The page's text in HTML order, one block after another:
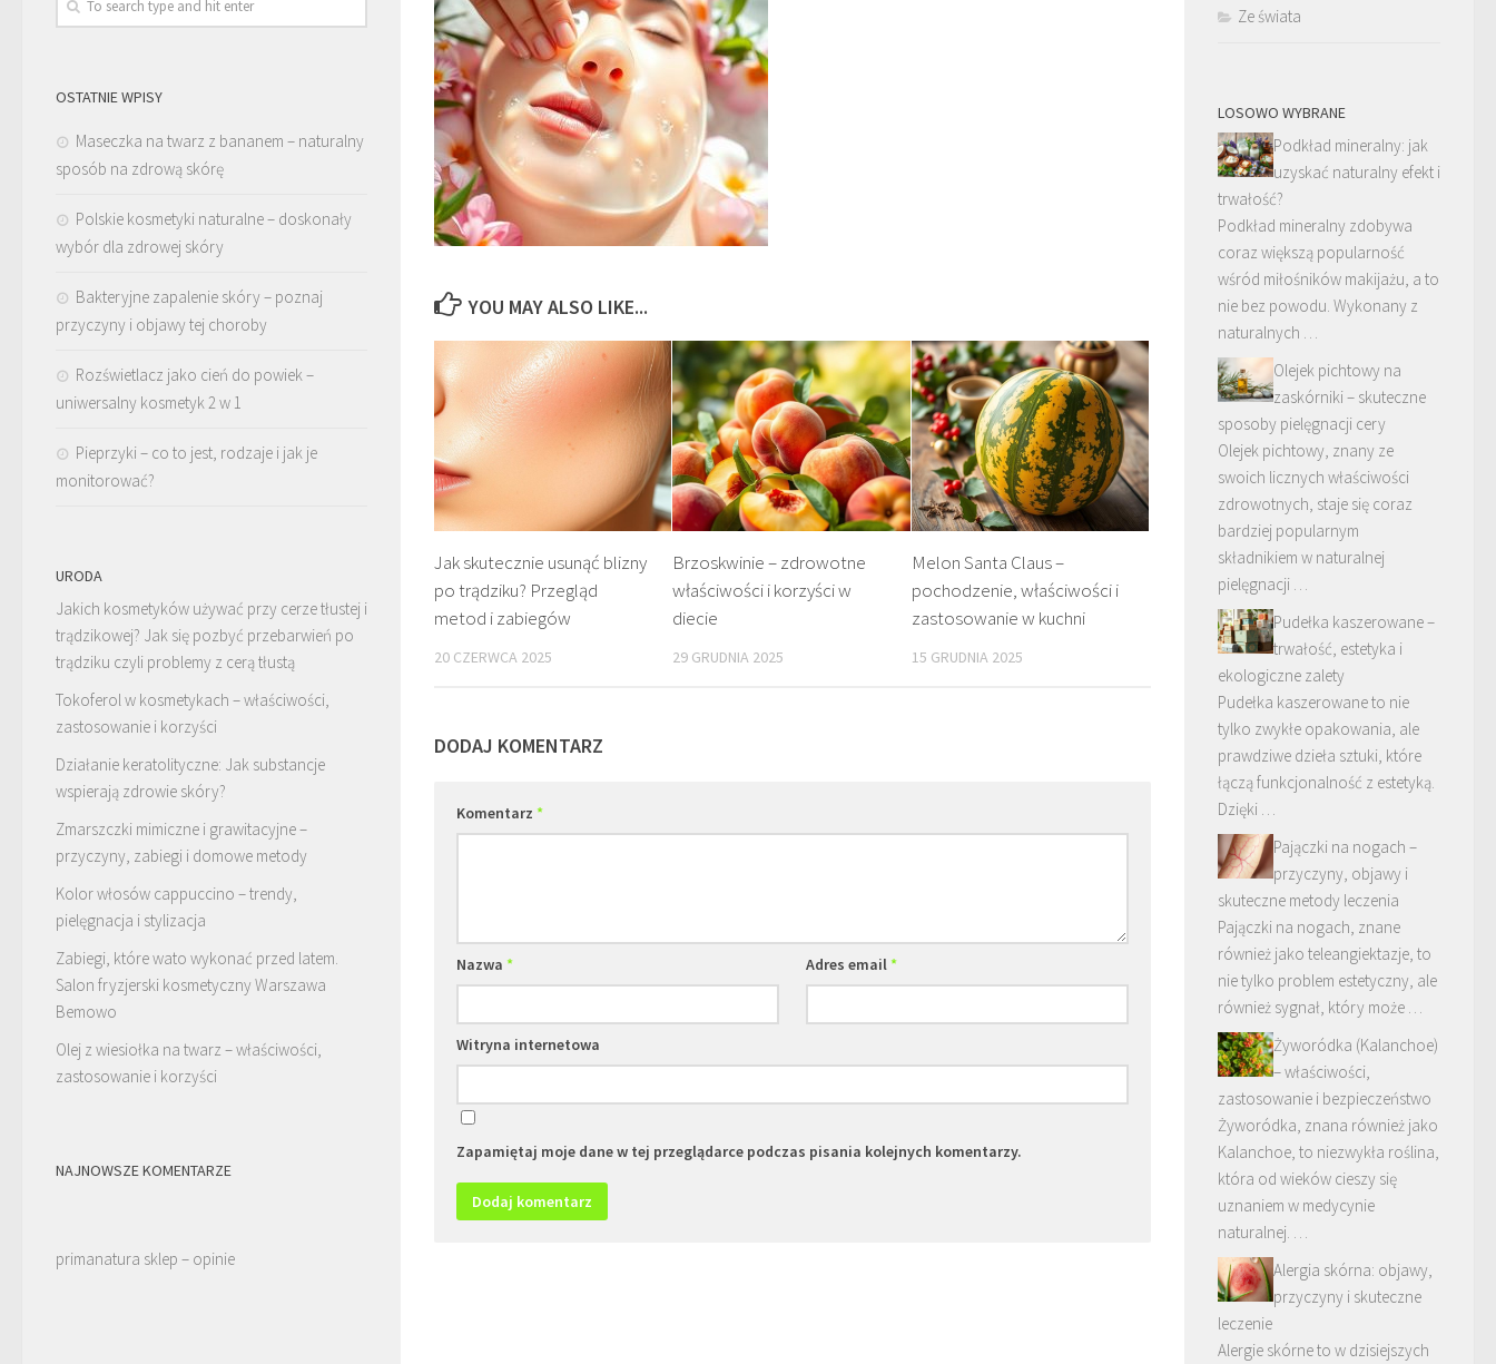
YOU MAY ALSO LIKE...
Jak skutecznie usunąć blizny
po trądziku? Przegląd
metod i zabiegów
20 CZERWCA 2025
Brzoskwinie – zdrowotne
właściwości i korzyści w
diecie
29 GRUDNIA 2025
Melon Santa Claus –
pochodzenie, właściwości i
zastosowanie w kuchni
15 GRUDNIA 2025
DODAJ KOMENTARZ
Komentarz *
Nazwa * Adres email*
Witryna internetowa
Zapamiętaj moje dane w tej przeglądarce podczas pisania kolejnych komentarzy.
OSTATNIE WPISY
Maseczka na twarz z bananem – naturalny
sposób na zdrową skórę
Polskie kosmetyki naturalne – doskonały
wybór dla zdrowej skóry
Bakteryjne zapalenie skóry – poznaj
przyczyny i objawy tej choroby
Rozświetlacz jako cień do powiek –
uniwersalny kosmetyk 2 w 1
Pieprzyki – co to jest, rodzaje i jak je
monitorować?
URODA
Jakich kosmetyków używać przy cerze tłustej i
trądzikowej? Jak się pozbyć przebarwień po
trądziku czyli problemy z cerą tłustą
Tokoferol w kosmetykach – właściwości,
zastosowanie i korzyści
Działanie keratolityczne: Jak substancje
wspierają zdrowie skóry?
Zmarszczki mimiczne i grawitacyjne –
przyczyny, zabiegi i domowe metody
Kolor włosów cappuccino – trendy,
pielęgnacja i stylizacja
Zabiegi, które wato wykonać przed latem.
Salon fryzjerski kosmetyczny Warszawa
Bemowo
Olej z wiesiołka na twarz – właściwości,
zastosowanie i korzyści
NAJNOWSZE KOMENTARZE
primanatura sklep – opinie
Ze świata
LOSOWO WYBRANE
Podkład mineralny: jak
uzyskać naturalny efekt i
trwałość?
Podkład mineralny zdobywa
coraz większą popularność
wśród miłośników makijażu, a to
nie bez powodu. Wykonany z
naturalnych …
Olejek pichtowy na
zaskórniki – skuteczne
sposoby pielęgnacji cery
Olejek pichtowy, znany ze
swoich licznych właściwości
zdrowotnych, staje się coraz
bardziej popularnym
składnikiem w naturalnej
pielęgnacji …
Pudełka kaszerowane –
trwałość, estetyka i
ekologiczne zalety
Pudełka kaszerowane to nie
tylko zwykłe opakowania, ale
prawdziwe dzieła sztuki, które
łączą funkcjonalność z estetyką.
Dzięki …
Pajączki na nogach –
przyczyny, objawy i
skuteczne metody leczenia
Pajączki na nogach, znane
również jako teleangiektazje, to
nie tylko problem estetyczny, ale
również sygnał, który może …
Żyworódka (Kalanchoe)
– właściwości,
zastosowanie i bezpieczeństwo
Żyworódka, znana również jako
Kalanchoe, to niezwykła roślina,
która od wieków cieszy się
uznaniem w medycynie
naturalnej. …
Alergia skórna: objawy,
przyczyny i skuteczne
leczenie
Alergie skórne to w dzisiejszych